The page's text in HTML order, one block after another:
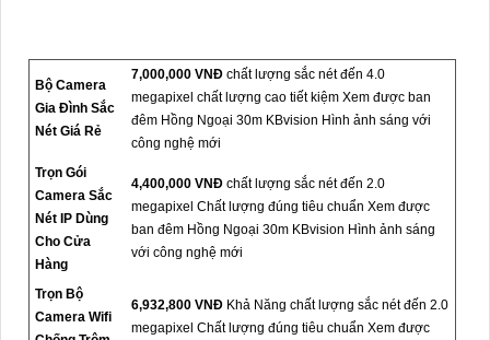
Bộ Camera
Gia Đình Sắc
Nét Giá Rẻ
7,000,000 VNĐ chất lượng sắc nét đến 4.0
megapixel chất lượng cao tiết kiệm Xem được ban
đêm Hồng Ngoại 30m KBvision Hình ảnh sáng với
công nghệ mới
Trọn Gói
Camera Sắc
Nét IP Dùng
Cho Cửa
Hàng
4,400,000 VNĐ chất lượng sắc nét đến 2.0
megapixel Chất lượng đúng tiêu chuẩn Xem được
ban đêm Hồng Ngoại 30m KBvision Hình ảnh sáng
với công nghệ mới
Trọn Bộ
Camera Wifi
6,932,800 VNĐ Khả Năng chất lượng sắc nét đến 2.0
megapixel Chất lượng đúng tiêu chuẩn Xem được